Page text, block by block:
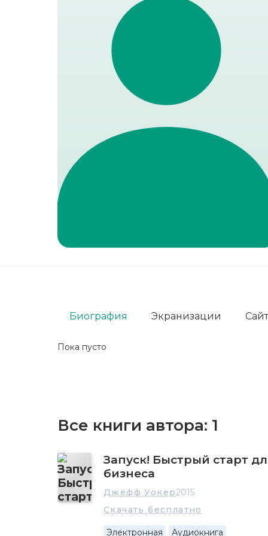
Пока пусто
Биография Экранизации
Все книги автора: 1
Запуск! Быстрый старт
бизнеса
Джефф Уокер2015
Скачать бесплатно
Электронная Аудиокнига